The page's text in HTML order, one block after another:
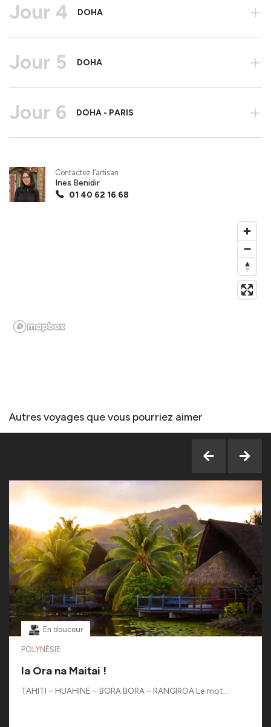
Jour 4 DOHA +
Jour 5 DOHA +
Jour 6 DOHA - PARIS +
Contactez l’artisan
Ines Benidir
01 40 62 16 68
Autres voyages que vous pourriez aimer
En douceur
POLYNÉSIE
Ia Ora na Maitai !
TAHITI – HUAHINE – BORA BORA – RANGIROA Le mot...